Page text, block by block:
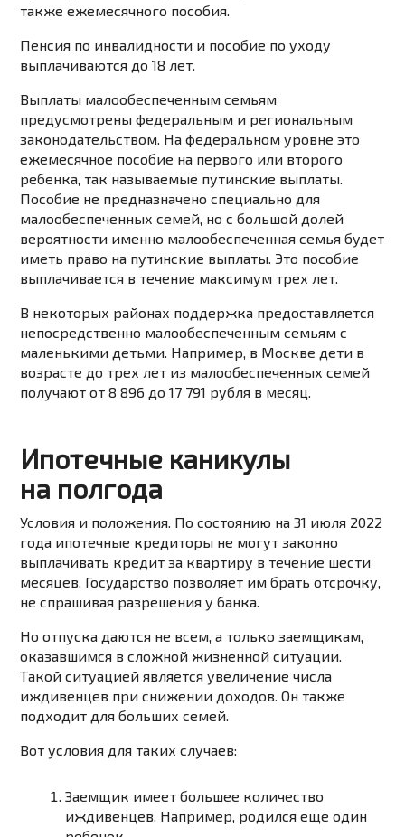
также ежемесячного пособия.
Пенсия по инвалидности и пособие по уходу
выплачиваются до 18 лет.
Выплаты малообеспеченным семьям
предусмотрены федеральным и региональным
законодательством. На федеральном уровне это
ежемесячное пособие на первого или второго
ребенка, так называемые путинские выплаты.
Пособие не предназначено специально для
малообеспеченных семей, но с большой долей
вероятности именно малообеспеченная семья будет
иметь право на путинские выплаты. Это пособие
выплачивается в течение максимум трех лет.
В некоторых районах поддержка предоставляется
непосредственно малообеспеченным семьям с
маленькими детьми. Например, в Москве дети в
возрасте до трех лет из малообеспеченных семей
получают от 8 896 до 17 791 рубля в месяц.
Ипотечные каникулы
на полгода
Условия и положения. По состоянию на 31 июля 2022
года ипотечные кредиторы не могут законно
выплачивать кредит за квартиру в течение шести
месяцев. Государство позволяет им брать отсрочку,
не спрашивая разрешения у банка.
Но отпуска даются не всем, а только заемщикам,
оказавшимся в сложной жизненной ситуации.
Такой ситуацией является увеличение числа
иждивенцев при снижении доходов. Он также
подходит для больших семей.
Вот условия для таких случаев:
Заемщик имеет большее количество
иждивенцев. Например, родился еще один